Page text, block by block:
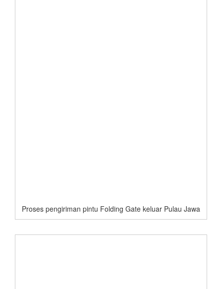
Proses pengiriman pintu Folding Gate keluar Pulau Jawa